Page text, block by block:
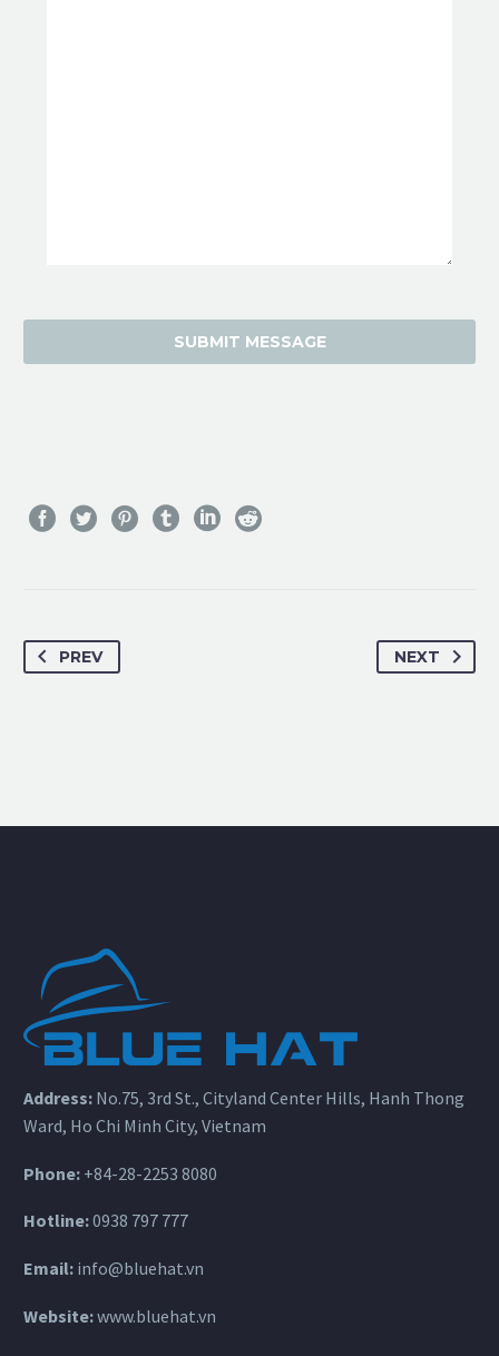
PREV NEXT
Address: No.75, 3rd St., Cityland Center Hills, Hanh Thong
Ward, Ho Chi Minh City, Vietnam
Phone: +84-28-2253 8080
Hotline:0938 797 777
Email: info@bluehat.vn
Website:www.bluehat.vn